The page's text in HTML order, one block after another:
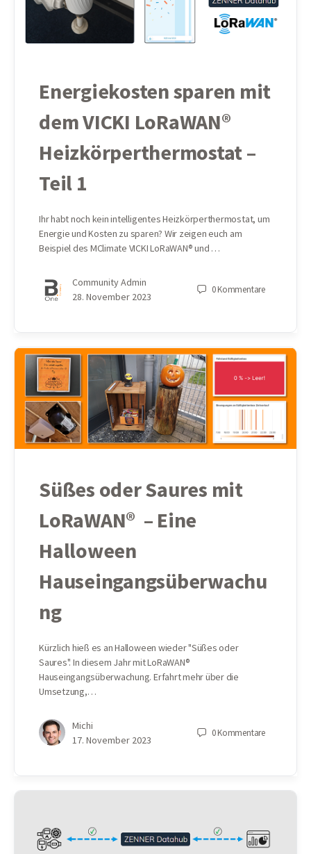
Energiekosten sparen mit
dem VICKI LoRaWAN®
Heizkörperthermostat –
Teil 1
Ihr habt noch kein intelligentes Heizkörperthermostat, um
Energie und Kosten zu sparen? Wir zeigen euch am
Beispiel des MClimate VICKI LoRaWAN® und …
Community Admin
28. November 2023
0Kommentare
Süßes oder Saures mit
LoRaWAN® – Eine
Halloween
Hauseingangsüberwachu
ng
Kürzlich hieß es an Halloween wieder "Süßes oder
Saures". In diesem Jahr mit LoRaWAN®
Hauseingangsüberwachung. Erfahrt mehr über die
Umsetzung,…
Michi
17. November 2023
0Kommentare